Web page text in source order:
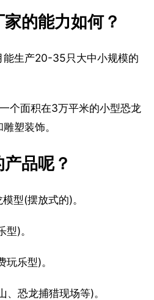
的能力如何？
能生产20-35只大中小规模的
个面积在3万平米的小型恐龙
塑装饰。
品呢？
型(摆放式的)。
)。
乐型)。
恐龙捕猎现场等)。